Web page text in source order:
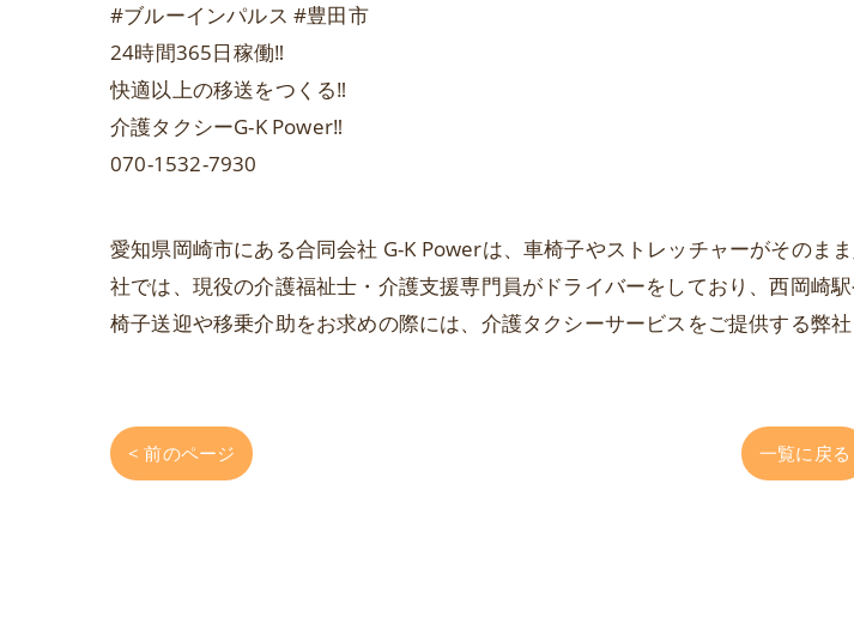
#ブルーインパルス #豊田市
24時間365日稼働‼️
快適以上の移送をつくる‼️
介護タクシーG-K Power‼️
070-1532-7930
愛知県岡崎市にある合同会社 G-K Powerは、車椅子やストレッチャーがそのま
社では、現役の介護福祉士・介護支援専門員がドライバーをしており、西岡崎
椅子送迎や移乗介助をお求めの際には、介護タクシーサービスをご提供する弊社
< 前のページ 一覧に戻る